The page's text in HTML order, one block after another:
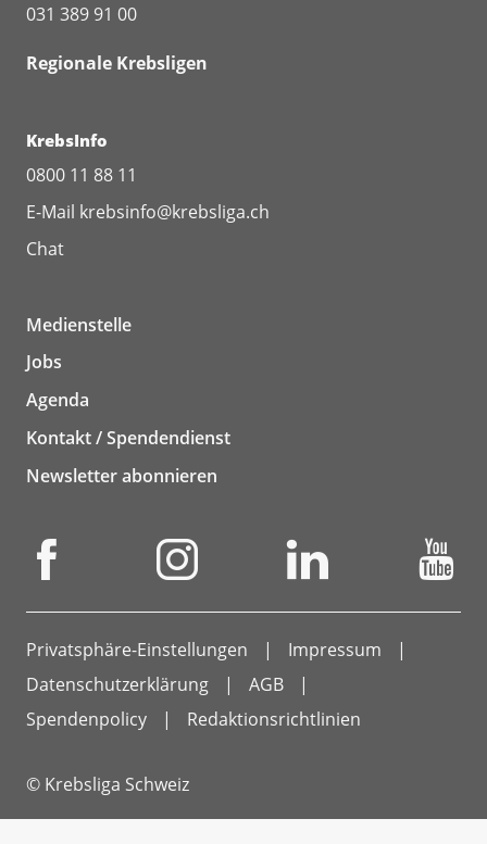
031 389 91 00
Regionale Krebsligen
KrebsInfo
0800 11 88 11
E-Mail krebsinfo@krebsliga.ch
Chat
Medienstelle
Jobs
Agenda
Kontakt / Spendendienst
Newsletter abonnieren
Privatsphäre-Einstellungen
Impressum
Datenschutzerklärung
AGB
Spendenpolicy
Redaktionsrichtlinien
© Krebsliga Schweiz